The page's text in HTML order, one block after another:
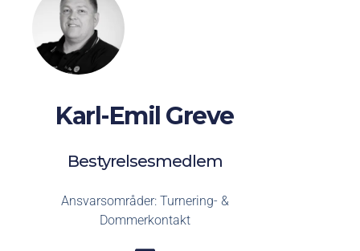
Karl-Emil Greve
Bestyrelsesmedlem
Ansvarsområder: Turnering- &
Dommerkontakt